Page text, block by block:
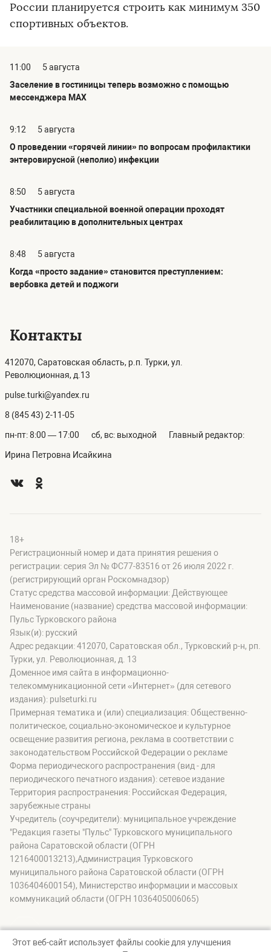
России планируется строить как минимум 350
спортивных объектов.
11:00
5 августа
Заселение в гостиницы теперь возможно с помощью
мессенджера MAX
9:12
5 августа
О проведении «горячей линии» по вопросам профилактики
энтеровирусной (неполио) инфекции
8:50
5 августа
Участники специальной военной операции проходят
реабилитацию в дополнительных центрах
8:48
5 августа
Когда «просто задание» становится преступлением:
вербовка детей и поджоги
Контакты
412070, Саратовская область, р.п. Турки, ул.
Революционная, д.13
pulse.turki@yandex.ru
8 (845 43) 2-11-05
пн-пт: 8:00 — 17:00 сб, вс: выходной Главный редактор:
Ирина Петровна Исайкина
18+
Регистрационный номер и дата принятия решения о
регистрации: серия Эл № ФС77-83516 от 26 июля 2022 г.
(регистрирующий орган Роскомнадзор)
Статус средства массовой информации: Действующее
Наименование (название) средства массовой информации:
Пульс Турковского района
Язык(и): русский
Адрес редакции: 412070, Саратовская обл., Турковский р-н, рп.
Турки, ул. Революционная, д. 13
Доменное имя сайта в информационно-
телекоммуникационной сети «Интернет» (для сетевого
издания): pulseturki.ru
Примерная тематика и (или) специализация: Общественно-
политическое, социально-экономическое и культурное
освещение развития региона, реклама в соответствии с
законодательством Российской Федерации о рекламе
Форма периодического распространения (вид - для
периодического печатного издания): сетевое издание
Территория распространения: Российская Федерация,
зарубежные страны
Учредитель (соучредители): муниципальное учреждение
"Редакция газеты "Пульс" Турковского муниципального
района Саратовской области (ОГРН
1216400013213),Администрация Турковского
муниципального района Саратовской области (ОГРН
1036404600154), Министерство информации и массовых
коммуникаций области (ОГРН 1036405006065)
Этот веб-сайт использует файлы cookie для улучшения